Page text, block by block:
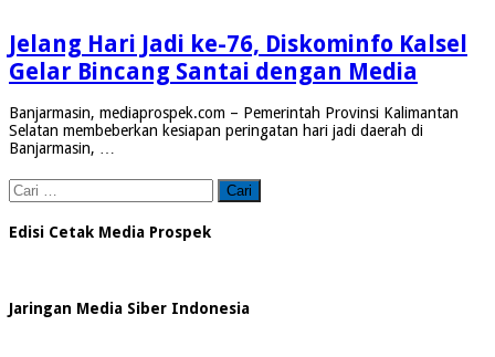
Jelang Hari Jadi ke-76, Diskominfo Kalsel
Gelar Bincang Santai dengan Media
Banjarmasin, mediaprospek.com – Pemerintah Provinsi Kalimantan
Selatan membeberkan kesiapan peringatan hari jadi daerah di
Banjarmasin, …
Cari
untuk:
Edisi Cetak Media Prospek
Jaringan Media Siber Indonesia